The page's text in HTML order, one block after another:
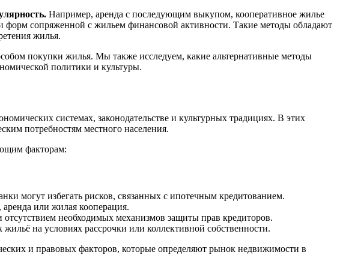
Например, аренда с последующим выкупом, кооперативное жилье
сопряженной с жильем финансовой активности. Такие методы обладают
жилья.
покупки жилья. Мы также исследуем, какие альтернативные методы
политики и культуры.
системах, законодательстве и культурных традициях. В этих
потребностям местного населения.
факторам:
могут избегать рисков, связанных с ипотечным кредитованием.
или жилая кооперация.
необходимых механизмов защиты прав кредиторов.
на условиях рассрочки или коллективной собственности.
и правовых факторов, которые определяют рынок недвижимости в